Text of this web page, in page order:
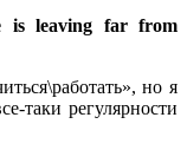
is leaving far from
но я
таки регулярности